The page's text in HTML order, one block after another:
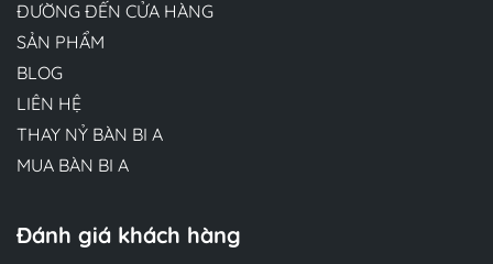
ĐƯỜNG ĐẾN CỬA HÀNG
SẢN PHẨM
BLOG
LIÊN HỆ
THAY NỶ BÀN BI A
MUA BÀN BI A
Đánh giá khách hàng